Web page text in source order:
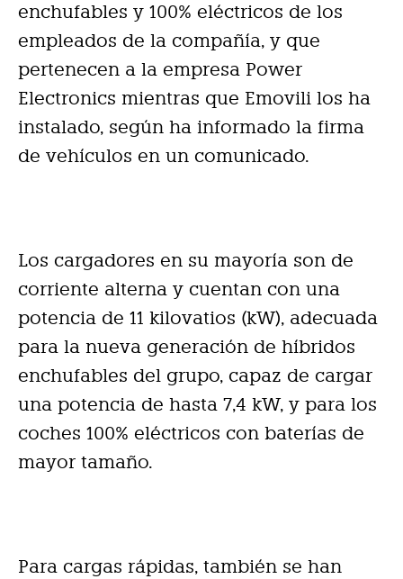
enchufables y 100% eléctricos de los
empleados de la compañía, y que
pertenecen a la empresa Power
Electronics mientras que Emovili los ha
instalado, según ha informado la firma
de vehículos en un comunicado.
Los cargadores en su mayoría son de
corriente alterna y cuentan con una
potencia de 11 kilovatios (kW), adecuada
para la nueva generación de híbridos
enchufables del grupo, capaz de cargar
una potencia de hasta 7,4 kW, y para los
coches 100% eléctricos con baterías de
mayor tamaño.
Para cargas rápidas, también se han